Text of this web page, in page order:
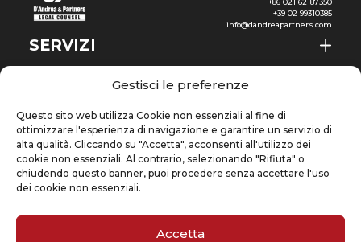
Gestisci le preferenze
Questo sito web utilizza Cookie non essenziali al fine di
ottimizzare l'esperienza di navigazione e garantire un servizio di
alta qualità. Cliccando su "Accetta", acconsenti all'utilizzo dei
cookie non essenziali. Al contrario, selezionando "Rifiuta" o
chiudendo questo banner, puoi procedere senza accettare l'uso
dei cookie non essenziali.
Accetta
IT
+86 021 62187350
+39 02 99310385
info@dandreapartners.com
SERVIZI
CHI SIAMO
NEWS & EVENTI
CONOSCENZE
CONTATTI